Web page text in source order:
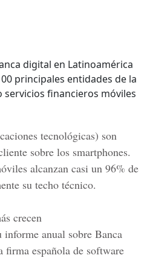
digital en Latinoamérica
principales entidades de la
financieros móviles
tecnológicas) son
sobre los smartphones.
alcanzan casi un 96% de
su techo técnico.
crecen
informe anual sobre Banca
española de software